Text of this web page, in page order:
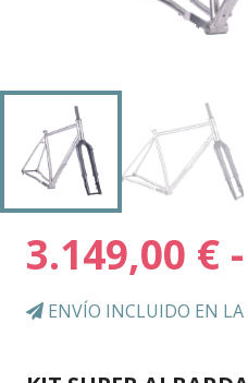
3.149,00 € -
ENVÍO INCLUIDO EN LA